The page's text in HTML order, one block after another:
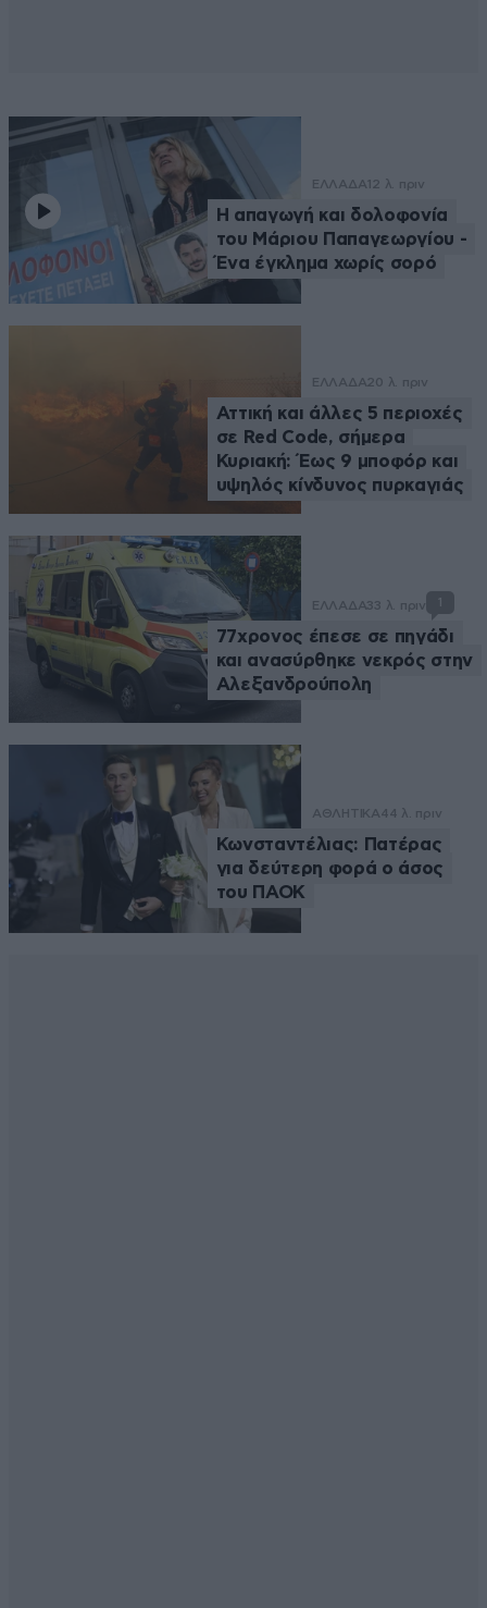
ΕΛΛΑΔΑ 12 λ. πριν
Η απαγωγή και δολοφονία
του Μάριου Παπαγεωργίου -
Ένα έγκλημα χωρίς σορό
ΕΛΛΑΔΑ20 λ. πριν
Αττική και άλλες 5 περιοχές
σε Red Code, σήμερα
Κυριακή: Έως 9 μποφόρ και
υψηλός κίνδυνος πυρκαγιάς
ΕΛΛΑΔΑ33 λ. πριν
77χρονος έπεσε σε πηγάδι
και ανασύρθηκε νεκρός στην
Αλεξανδρούπολη
ΑΘΛΗΤΙΚΑ44 λ. πριν
Κωνσταντέλιας: Πατέρας
για δεύτερη φορά ο άσος
του ΠΑΟΚ